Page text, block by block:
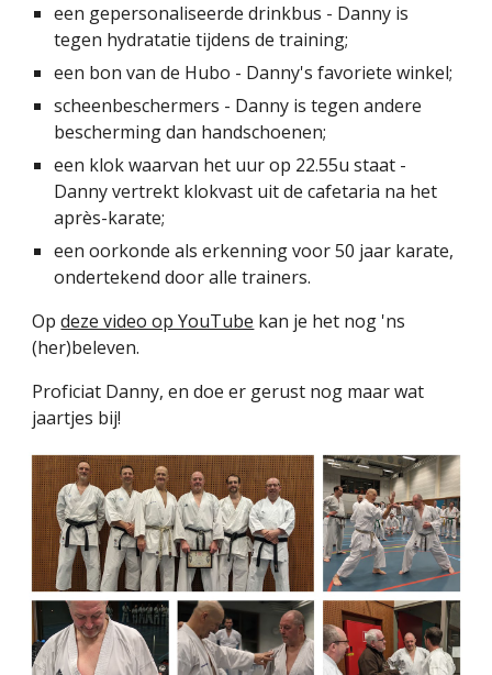
een gepersonaliseerde drinkbus - Danny is
tegen hydratatie tijdens de training;
een bon van de Hubo - Danny's favoriete winkel;
scheenbeschermers - Danny is tegen andere
bescherming dan handschoenen;
een klok waarvan het uur op 22.55u staat -
Danny vertrekt klokvast uit de cafetaria na het
après-karate;
een oorkonde als erkenning voor 50 jaar karate,
ondertekend door alle trainers.
Opdeze video op YouTube kan je het nog 'ns
(her)beleven.
Proficiat Danny, en doe er gerust nog maar wat
jaartjes bij!